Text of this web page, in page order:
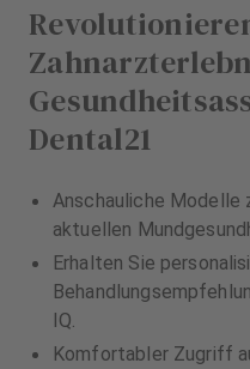
Dental21
Anschauliche Modelle
aktuellen
Erhalten Sie
IQ.
Komfortabler Zugriff